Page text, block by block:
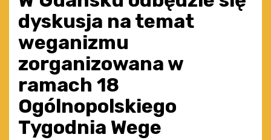
dyskusja na temat
weganizmu
zorganizowana w
ramach 18
Ogólnopolskiego
Tygodnia Wege